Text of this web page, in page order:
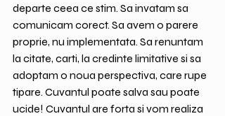
departe ceea ce stim. Sa invatam sa
comunicam corect. Sa avem o parere
proprie, nu implementata. Sa renuntam
la citate, carti, la credinte limitative si sa
adoptam o noua perspectiva, care rupe
tipare. Cuvantul poate salva sau poate
ucide! Cuvantul are forta si vom realiza